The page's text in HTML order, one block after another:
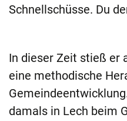
Schnellschüsse. Du
In dieser Zeit stieß er
eine methodische
damals in Lech beim